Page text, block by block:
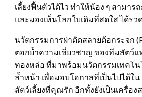
เลี้ยงฟื้นตัวได้ไว ทำให้น้อง ๆ สามา
และมองเห็นโลกใบเดิมที่สดใส ได้รว
นวัตกรรมการผ่าตัดสลายต้อกระจก
ตอกย้ำความเชี่ยวชาญ ของทีมสัตว์แ
ทองหล่อ ที่มาพร้อมนวัตกรรมเทคโ
ล้ำหน้า เพื่อมอบโอกาสที่เป็นไปได้ใ
สัตว์เลี้ยงที่คุณรัก อีกทั้งยังเป็นเครื่อ